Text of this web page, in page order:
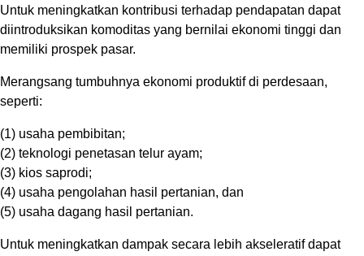
Untuk meningkatkan kontribusi terhadap pendapatan dapat
diintroduksikan komoditas yang bernilai ekonomi tinggi dan
memiliki prospek pasar.
Merangsang tumbuhnya ekonomi produktif di perdesaan,
seperti:
(1) usaha pembibitan;
(2) teknologi penetasan telur ayam;
(3) kios saprodi;
(4) usaha pengolahan hasil pertanian, dan
(5) usaha dagang hasil pertanian.
Untuk meningkatkan dampak secara lebih akseleratif dapat